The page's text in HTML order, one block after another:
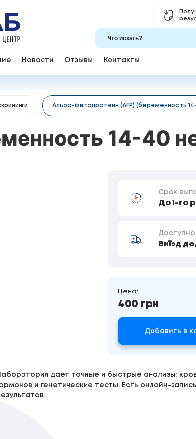
Новости Отзывы Контакты
Альфа-фетопротеин (AFP) (беременность
14-40
Срок
До 1-го
Доступно:
Виїзд
Цена:
400 грн
Добавить в
дает точные и быстрые анализы:
и генетические тесты. Есть онлайн-